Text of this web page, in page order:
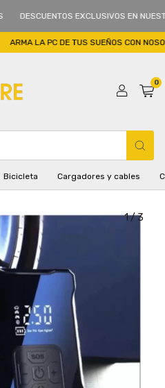
EXCLUSIVOS EN NUESTRO
LA PC DE TUS SUEÑOS CON NOSOTROS
0
Bicicleta Cargadores y cables
1/3